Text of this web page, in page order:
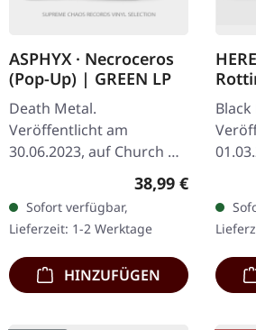
ASPHYX · Necroceros
(Pop-Up) | GREEN LP
Death Metal.
Veröffentlicht am
30.06.2023, auf Church Of
Vinyl. Transparent grünes
Vinyl im Deluxe-Popup-
Cover, limitiert auf 235
Exemplare.…
Regulärer Preis:
38,99 €
Sofort verfügbar,
Lieferzeit: 1-2 Werktage
HINZUFÜGEN
RED